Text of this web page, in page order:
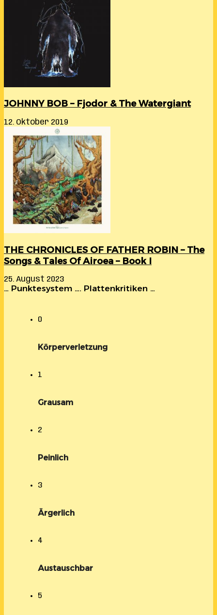
JOHNNY BOB – Fjodor & The Watergiant
12. Oktober 2019
THE CHRONICLES OF FATHER ROBIN – The
Songs & Tales Of Airoea – Book I
25. August 2023
… Punktesystem …. Plattenkritiken …
0
Körperverletzung
1
Grausam
2
Peinlich
3
Ärgerlich
4
Austauschbar
5